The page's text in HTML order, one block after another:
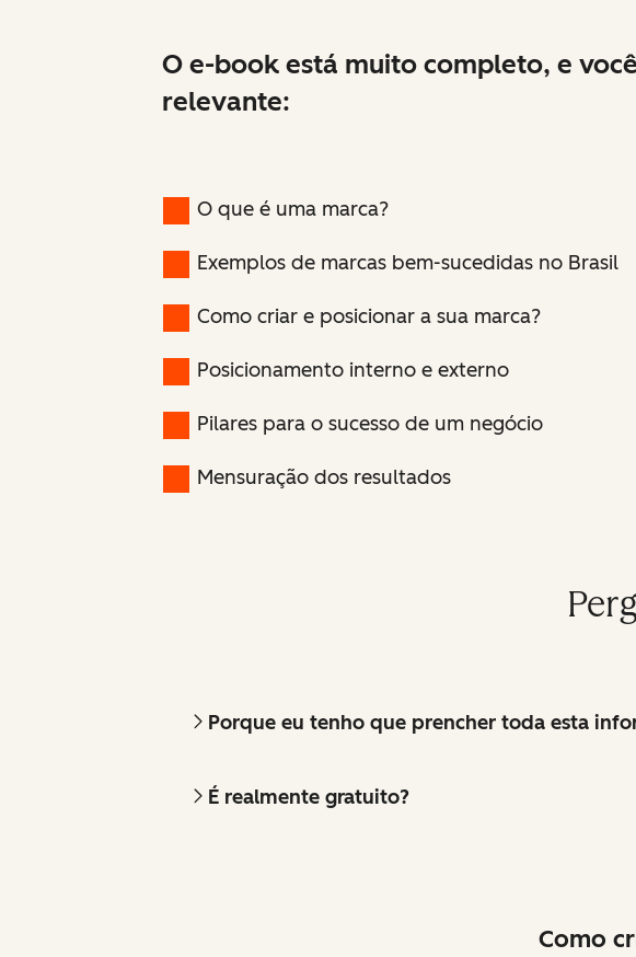
O e-book está muito completo, e
relevante:
O que é uma marca?
Exemplos de marcas bem-sucedidas no Brasil
Como criar e posicionar a sua marca?
Posicionamento interno e externo
Pilares para o sucesso de um negócio
Mensuração dos resultados
Porque eu tenho que prencher toda esta
É realmente gratuito?
Como